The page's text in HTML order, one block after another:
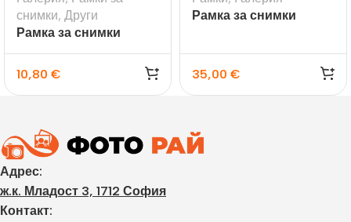
снимки, Други
Рамка за снимки
10,80 €
Рамка за снимки
35,00 €
Адрес:
ж.к. Младост 3, 1712 София
Контакт: